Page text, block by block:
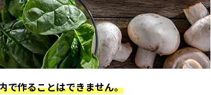
で作ることはできません。